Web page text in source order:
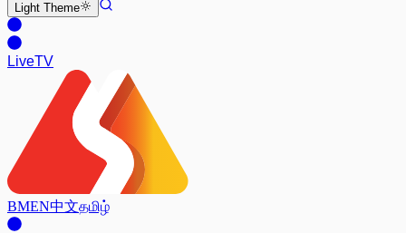
Light Theme
LiveTV
BMEN中文தமிழ்